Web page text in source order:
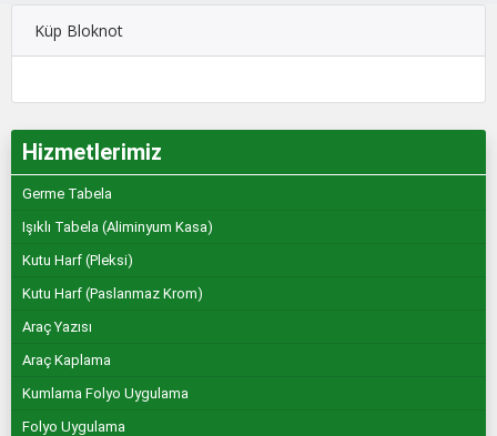
Küp Bloknot
Hizmetlerimiz
Germe Tabela
Işıklı Tabela (Aliminyum Kasa)
Kutu Harf (Pleksi)
Kutu Harf (Paslanmaz Krom)
Araç Yazısı
Araç Kaplama
Kumlama Folyo Uygulama
Folyo Uygulama